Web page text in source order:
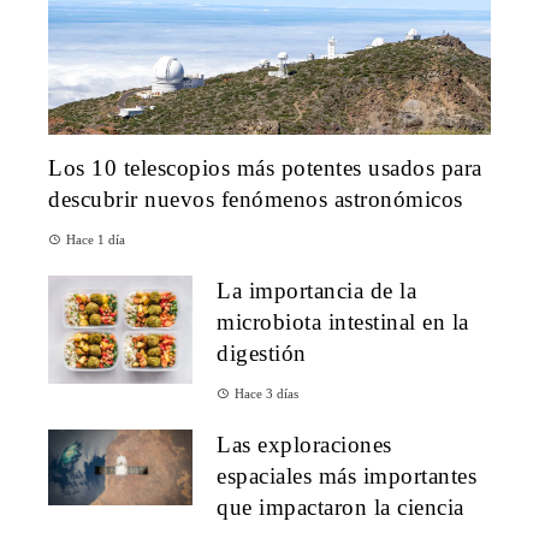
Los 10 telescopios más potentes usados para
descubrir nuevos fenómenos astronómicos
Hace 1 día
La importancia de la
microbiota intestinal en la
digestión
Hace 3 días
Las exploraciones
espaciales más importantes
que impactaron la ciencia